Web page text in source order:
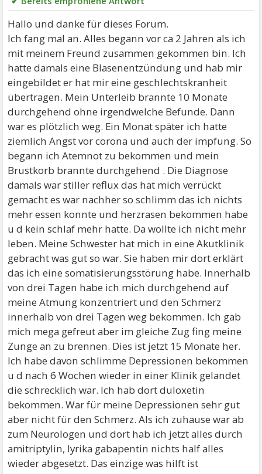
Hallo und danke für dieses Forum.
Ich fang mal an. Alles begann vor ca 2 Jahren als ich
mit meinem Freund zusammen gekommen bin. Ich
hatte damals eine Blasenentzündung und hab mir
eingebildet er hat mir eine geschlechtskranheit
übertragen. Mein Unterleib brannte 10 Monate
durchgehend ohne irgendwelche Befunde. Dann
war es plötzlich weg. Ein Monat später ich hatte
ziemlich Angst vor corona und auch der impfung. So
begann ich Atemnot zu bekommen und mein
Brustkorb brannte durchgehend . Die Diagnose
damals war stiller reflux das hat mich verrückt
gemacht es war nachher so schlimm das ich nichts
mehr essen konnte und herzrasen bekommen habe
u d kein schlaf mehr hatte. Da wollte ich nicht mehr
leben. Meine Schwester hat mich in eine Akutklinik
gebracht was gut so war. Sie haben mir dort erklärt
das ich eine somatisierungsstörung habe. Innerhalb
von drei Tagen habe ich mich durchgehend auf
meine Atmung konzentriert und den Schmerz
innerhalb von drei Tagen weg bekommen. Ich gab
mich mega gefreut aber im gleiche Zug fing meine
Zunge an zu brennen. Dies ist jetzt 15 Monate her.
Ich habe davon schlimme Depressionen bekommen
u d nach 6 Wochen wieder in einer Klinik gelandet
die schrecklich war. Ich hab dort duloxetin
bekommen. War für meine Depressionen sehr gut
aber nicht für den Schmerz. Als ich zuhause war ab
zum Neurologen und dort hab ich jetzt alles durch
amitriptylin, lyrika gabapentin nichts half alles
wieder abgesetzt. Das einzige was hilft ist